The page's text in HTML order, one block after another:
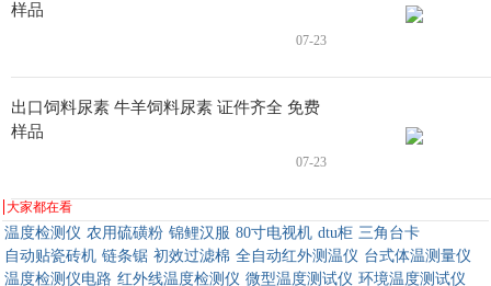
样品
07-23
出口饲料尿素 牛羊饲料尿素 证件齐全 免费
样品
07-23
大家都在看
温度检测仪 农用硫磺粉 锦鲤汉服 80寸电视机 dtu柜 三角台卡
自动贴瓷砖机 链条锯 初效过滤棉 全自动红外测温仪 台式体温测量仪
温度检测仪电路 红外线温度检测仪 微型温度测试仪 环境温度测试仪